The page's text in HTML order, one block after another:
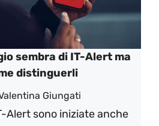
sembra di IT-Alert ma
distinguerli
Giungati
Alert sono iniziate anche